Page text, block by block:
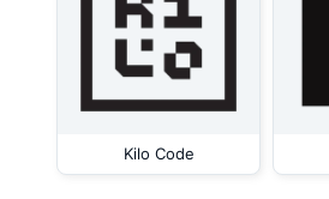
Kilo Code